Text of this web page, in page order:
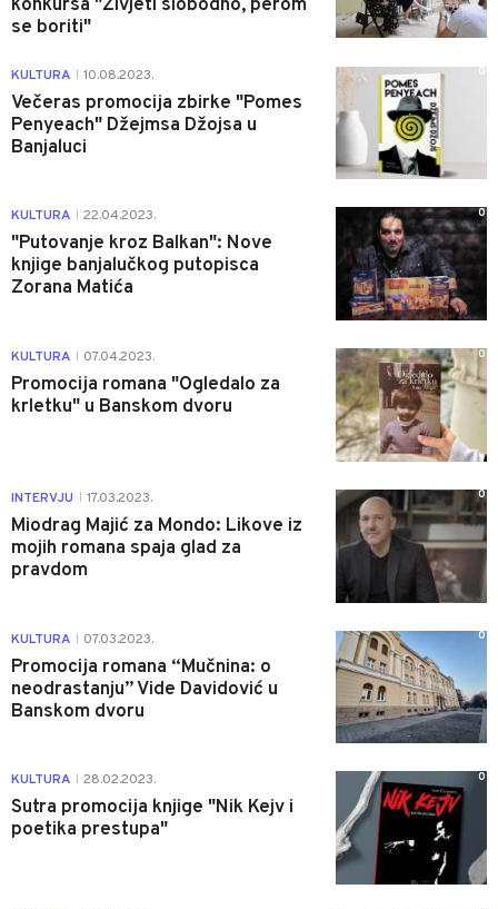
konkursa "Živjeti slobodno, perom
se boriti"
KULTURA 10.08.2023.
Večeras promocija zbirke "Pomes
Penyeach" Džejmsa Džojsa u
Banjaluci
0
KULTURA 22.04.2023.
"Putovanje kroz Balkan": Nove
knjige banjalučkog putopisca
Zorana Matića
0
KULTURA 07.04.2023.
Promocija romana "Ogledalo za
krletku" u Banskom dvoru
0
INTERVJU 17.03.2023.
Miodrag Majić za Mondo: Likove iz
mojih romana spaja glad za
pravdom
0
KULTURA 07.03.2023.
Promocija romana “Mučnina: o
neodrastanju” Vide Davidović u
Banskom dvoru
0
KULTURA 28.02.2023.
Sutra promocija knjige "Nik Kejv i
poetika prestupa"
0